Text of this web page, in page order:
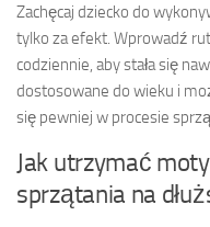
Zachęcaj dziecko do
tylko za efekt. Wprowadź
codziennie, aby stała się
dostosowane do wieku i
się pewniej w procesie
Jak utrzymać
sprzątania na